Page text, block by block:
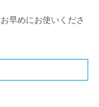
早めにお使いくださ